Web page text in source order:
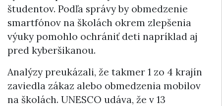
študentov. Podľa správy by obmedzenie
smartfónov na školách okrem zlepšenia
výuky pomohlo ochrániť deti napríklad aj
pred kyberšikanou.
Analýzy preukázali, že takmer 1 zo 4 krajín
zaviedla zákaz alebo obmedzenia mobilov
na školách. UNESCO udáva, že v 13